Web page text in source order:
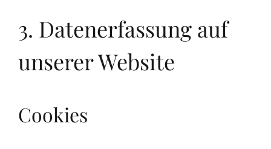
3. Datenerfassung auf
unserer Website
Cookies